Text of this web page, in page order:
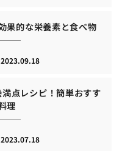
果的な栄養素と食べ物
2023.09.18
点レシピ！簡単おすす
理
2023.07.18